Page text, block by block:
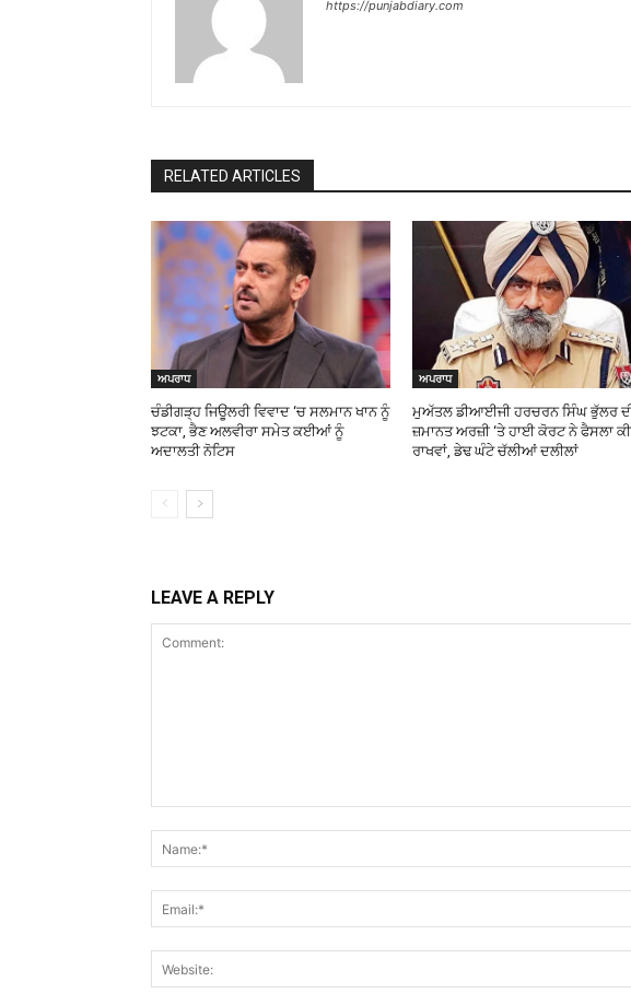
https://punjabdiary.com
RELATED ARTICLES
ਅਪਰਾਧ
ਚੰਡੀਗੜ੍ਹ ਜਿਊਲਰੀ ਵਿਵਾਦ ‘ਚ ਸਲਮਾਨ ਖਾਨ ਨੂੰ
ਝਟਕਾ, ਭੈਣ ਅਲਵੀਰਾ ਸਮੇਤ ਕਈਆਂ ਨੂੰ
ਅਦਾਲਤੀ ਨੋਟਿਸ
ਅਪਰਾਧ
ਮੁਅੱਤਲ ਡੀਆਈਜੀ ਹਰਚਰਨ ਸਿੰਘ ਭੁੱਲਰ
ਜ਼ਮਾਨਤ ਅਰਜ਼ੀ ‘ਤੇ ਹਾਈ ਕੋਰਟ ਨੇ ਫੈਸਲਾ
ਰਾਖਵਾਂ, ਡੇਢ ਘੰਟੇ ਚੱਲੀਆਂ ਦਲੀਲਾਂ
LEAVE A REPLY